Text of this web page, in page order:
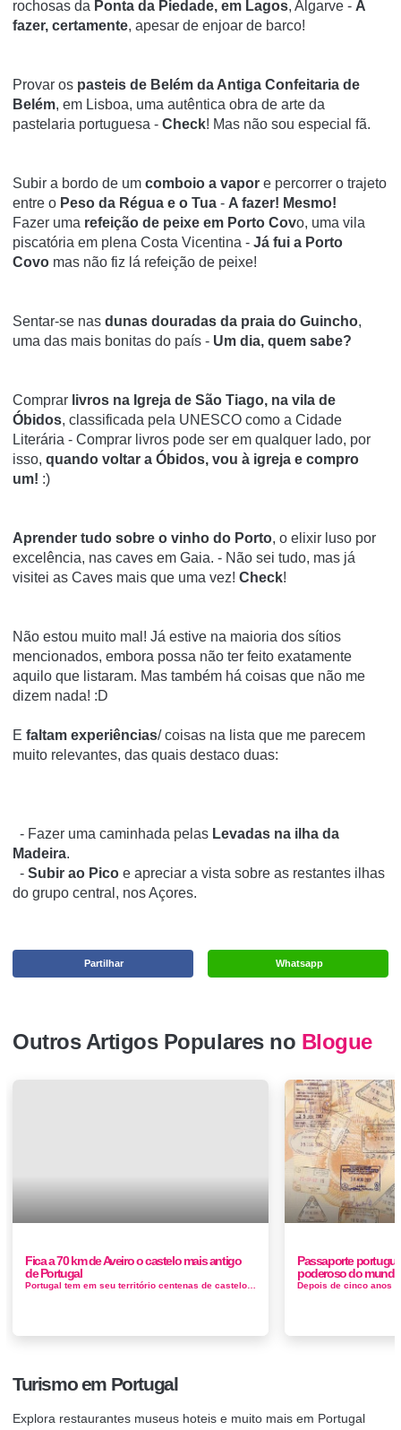
rochosas da Ponta da Piedade, em Lagos, Algarve - A
fazer, certamente, apesar de enjoar de barco!
Provar os pasteis de Belém da Antiga Confeitaria de
Belém, em Lisboa, uma autêntica obra de arte da
pastelaria portuguesa - Check! Mas não sou especial fã.
Subir a bordo de um comboio a vapor e percorrer o trajeto
entre o Peso da Régua e o Tua - A fazer! Mesmo!
Fazer uma refeição de peixe em Porto Covo, uma vila
piscatória em plena Costa Vicentina - Já fui a Porto
Covo mas não fiz lá refeição de peixe!
Sentar-se nas dunas douradas da praia do Guincho,
uma das mais bonitas do país - Um dia, quem sabe?
Comprar livros na Igreja de São Tiago, na vila de
Óbidos, classificada pela UNESCO como a Cidade
Literária - Comprar livros pode ser em qualquer lado, por
isso, quando voltar a Óbidos, vou à igreja e compro
um! :)
Aprender tudo sobre o vinho do Porto, o elixir luso por
excelência, nas caves em Gaia. - Não sei tudo, mas já
visitei as Caves mais que uma vez! Check!
Não estou muito mal! Já estive na maioria dos sítios
mencionados, embora possa não ter feito exatamente
aquilo que listaram. Mas também há coisas que não me
dizem nada! :D
E faltam experiências/ coisas na lista que me parecem
muito relevantes, das quais destaco duas:
- Fazer uma caminhada pelas Levadas na ilha da
Madeira.
- Subir ao Pico e apreciar a vista sobre as restantes ilhas
do grupo central, nos Açores.
Whatsapp
Partilhar
Outros Artigos Populares no Blogue
Fica a 70 km de Aveiro o castelo mais antigo
de Portugal
Passaporte
poderoso do mundo
Turismo em Portugal
Explora restaurantes museus hoteis e muito mais em Portugal